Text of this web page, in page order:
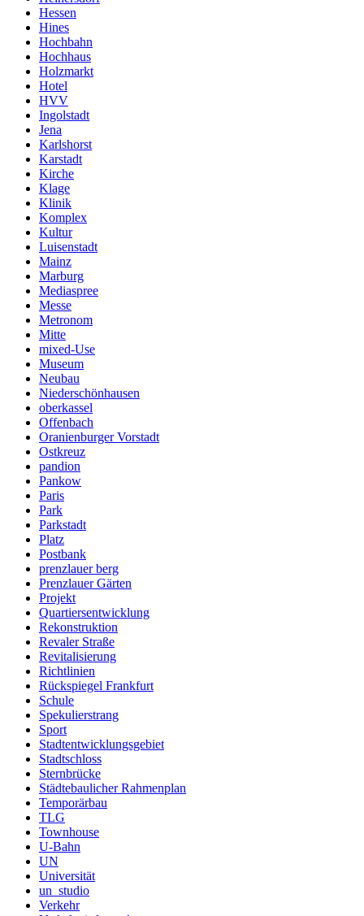
Hessen
Hines
Hochbahn
Hochhaus
Holzmarkt
Hotel
HVV
Ingolstadt
Jena
Karlshorst
Karstadt
Kirche
Klage
Klinik
Komplex
Kultur
Luisenstadt
Mainz
Marburg
Mediaspree
Messe
Metronom
Mitte
mixed-Use
Museum
Neubau
Niederschönhausen
oberkassel
Offenbach
Oranienburger Vorstadt
Ostkreuz
pandion
Pankow
Paris
Park
Parkstadt
Platz
Postbank
prenzlauer berg
Prenzlauer Gärten
Projekt
Quartiersentwicklung
Rekonstruktion
Revaler Straße
Revitalisierung
Richtlinien
Rückspiegel Frankfurt
Schule
Spekulierstrang
Sport
Stadtentwicklungsgebiet
Stadtschloss
Sternbrücke
Städtebaulicher Rahmenplan
Temporärbau
TLG
Townhouse
U-Bahn
UN
Universität
un_studio
Verkehr